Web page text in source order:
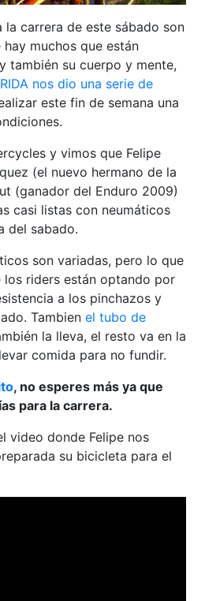
la carrera de este sábado son
muchos que están
también su cuerpo y mente,
nos dio una serie de
este fin de semana una
y vimos que Felipe
(el nuevo hermano de la
(ganador del Enduro 2009)
casi listas con neumáticos
del sabado.
son variadas, pero lo que
los riders están optando por
a los pinchazos y
Tambien el tubo de
la lleva, el resto va en la
comida para no fundir.
, no esperes más ya que
para la carrera.
video donde Felipe nos
su bicicleta para el